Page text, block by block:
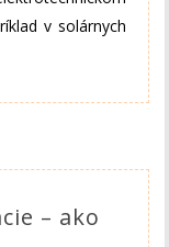
v solárnych
– ako